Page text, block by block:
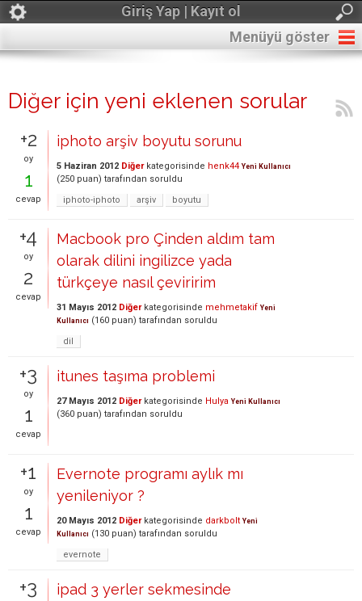
Giriş Yap | Kayıt ol
Menüyü göster
Diğer için yeni eklenen sorular
+2
oy
1
cevap
iphoto arşiv boyutu sorunu
5 Haziran 2012 Diğerkategorisinde henk44 Yeni Kullanıcı
(250 puan) tarafından soruldu
iphoto-iphoto
arşiv boyutu
+4
oy
2
cevap
Macbook pro Çinden aldım tam
olarak dilini ingilizce yada
türkçeye nasıl çeviririm
31 Mayıs 2012 Diğerkategorisinde mehmetakif Yeni
Kullanıcı (160 puan) tarafından soruldu
dil
+3
oy
1
cevap
itunes taşıma problemi
27 Mayıs 2012 Diğerkategorisinde Hulya Yeni Kullanıcı
(360 puan) tarafından soruldu
+1
oy
1
cevap
Evernote programı aylık mı
yenileniyor ?
20 Mayıs 2012 Diğerkategorisinde darkbolt Yeni
Kullanıcı (130 puan) tarafından soruldu
evernote
+3
ipad 3 yerler sekmesinde